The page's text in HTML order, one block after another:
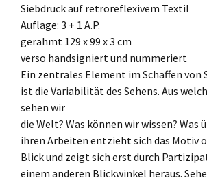
Siebdruck auf retroreflexivem Textil
Auflage: 3 + 1 A.P.
gerahmt 129 x 99 x 3 cm
verso handsigniert und nummeriert
Ein zentrales Element im Schaffen von
ist die Variabilität des Sehens. Aus
sehen wir
die Welt? Was können wir wissen? Was
ihren Arbeiten entzieht sich das Motiv
Blick und zeigt sich erst durch
einem anderen Blickwinkel heraus.